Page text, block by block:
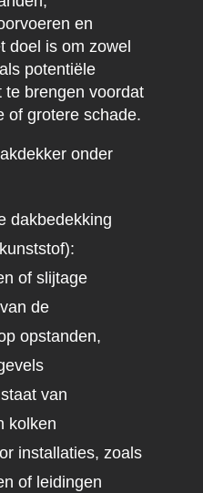
en
doel is om zowel
potentiële
te brengen voordat
of grotere schade.
onder
dakbedekking
of slijtage
de
opstanden,
van
kolken
installaties, zoals
of leidingen